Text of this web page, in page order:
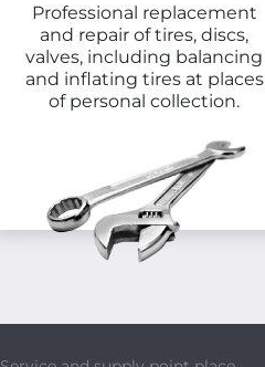
Professional replacement
and repair of tires, discs,
valves, including balancing
and inflating tires at places
of personal collection.